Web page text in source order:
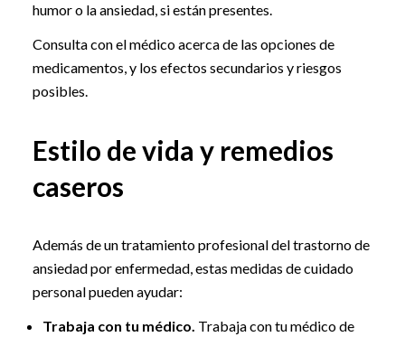
humor o la ansiedad, si están presentes.
Consulta con el médico acerca de las opciones de
medicamentos, y los efectos secundarios y riesgos
posibles.
Estilo de vida y remedios
caseros
Además de un tratamiento profesional del trastorno de
ansiedad por enfermedad, estas medidas de cuidado
personal pueden ayudar:
Trabaja con tu médico. Trabaja con tu médico de